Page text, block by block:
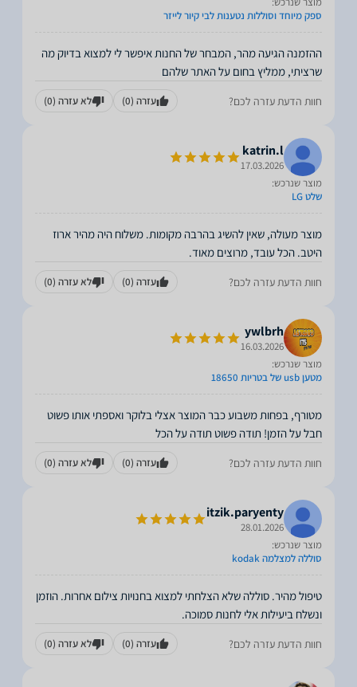
ספק מיוחד וסוללות נטענות לבי קיור לייזר
ההזמנה הגיעה מהר, המבחר של החנות איפשר לי למצוא בדיוק מה
שרציתי, ממליץ בחום על האתר שלהם
חוות הדעת עזרה לכם? עזרה (0) לא עזרה (0)
katrin.l
17.03.2026
מוצר שנרכש:
שלט LG
מוצר מעולה, שאין להשיג בהרבה מקומות. משלוח היה מהיר ארוז
היטב. הכל עובד, מרוצים מאוד.
חוות הדעת עזרה לכם? עזרה (0) לא עזרה (0)
ywlbrh
16.03.2026
מוצר שנרכש:
מטען usb של בטריות 18650
מטורף, בפחות משבוע כבר המוצר אצלי בלוקר ואספתי אותו פשוט
חבל על הזמן! תודה פשוט תודה על הכל
חוות הדעת עזרה לכם? עזרה (0) לא עזרה (0)
itzik.paryenty
28.01.2026
מוצר שנרכש:
סוללה למצלמה kodak
טיפול מהיר. סוללה שלא הצלחתי למצוא בחנויות צילום אחרות. הוזמן
ונשלח ביעילות אלי לחנות סמוכה.
חוות הדעת עזרה לכם? עזרה (0) לא עזרה (0)